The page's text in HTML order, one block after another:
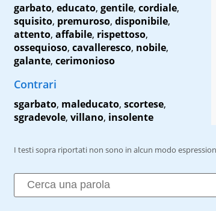
garbato, educato, gentile, cordiale,
squisito, premuroso, disponibile,
attento, affabile, rispettoso,
ossequioso, cavalleresco, nobile,
galante, cerimonioso
Contrari
sgarbato, maleducato, scortese,
sgradevole, villano, insolente
I testi sopra riportati non sono in alcun modo